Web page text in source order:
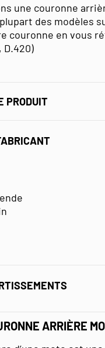
une couronne
des modèles
couronne en vous
D.420)
PRODUIT
ARRIÈRE